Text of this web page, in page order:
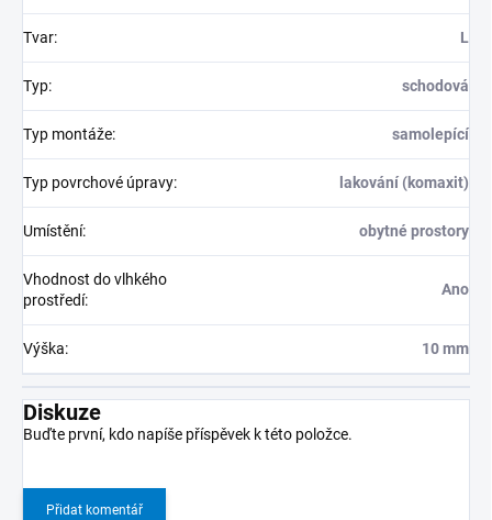
Tvar: L
Typ: schodová
Typ montáže: samolepící
Typ povrchové úpravy: lakování (komaxit)
Umístění: obytné prostory
Vhodnost do vlhkého
prostředí:
Ano
Výška: 10 mm
Diskuze
Buďte první, kdo napíše příspěvek k této položce.
Přidat komentář